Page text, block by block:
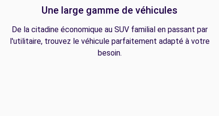
Une large gamme de véhicules
De la citadine économique au SUV familial en passant par
l'utilitaire, trouvez le véhicule parfaitement adapté à votre
besoin.